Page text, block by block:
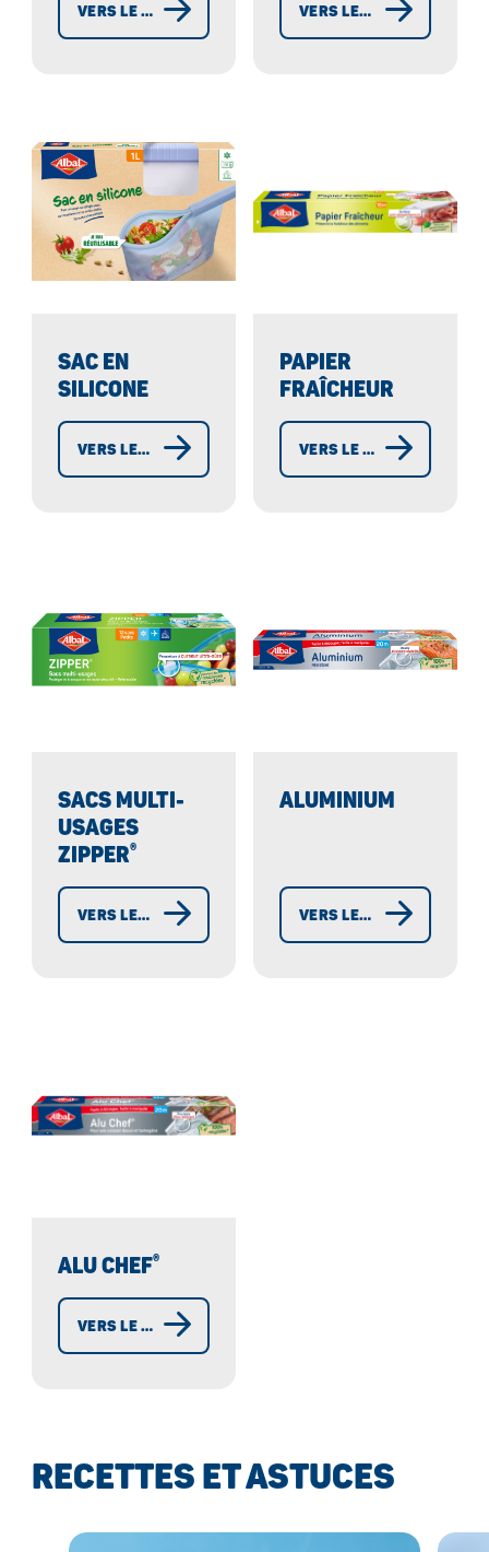
VERS LE FILM DÉCOUPE FACILE VERS LES COUVRE-PLATS EN SILICONE
SAC EN
SILICONE
VERS LES SACS EN SILICONE
PAPIER
FRAÎCHEUR
VERS LE PAPIER FRAÎCHEUR
SACS MULTI-
USAGES
ZIPPER®
VERS LES SACS MULTI-USAGES ZIPPER
ALUMINIUM
VERS LES PAPIERS ALUMINIUM
ALU CHEF®
VERS LE PAPIER ALU CHEF
RECETTES ET ASTUCES